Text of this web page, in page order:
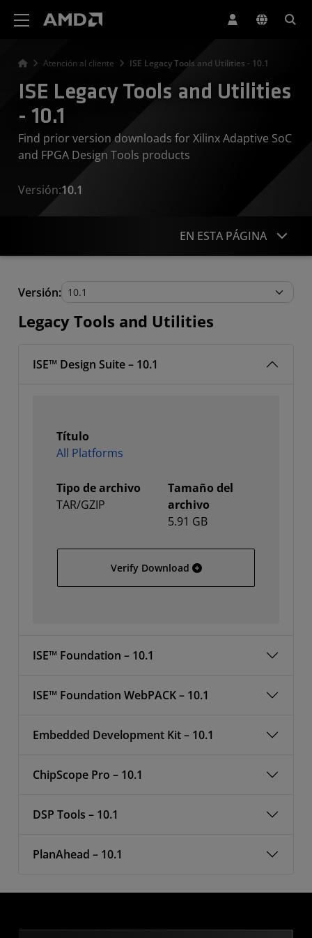
Atención al cliente ISE Legacy Tools and Utilities - 10.1
ISE Legacy Tools and Utilities
- 10.1
Find prior version downloads for Xilinx Adaptive SoC
and FPGA Design Tools products
Versión:10.1
EN ESTA PÁGINA
Legacy Tools and Utilities
Versión:
Legacy Tools and Utilities
ISE™ Design Suite – 10.1
Título
All Platforms
Tipo de archivo
TAR/GZIP
Tamaño del
archivo
5.91 GB
Verify Download All Platforms
ISE™ Foundation – 10.1
ISE™ Foundation WebPACK – 10.1
Embedded Development Kit – 10.1
ChipScope Pro – 10.1
DSP Tools – 10.1
PlanAhead – 10.1